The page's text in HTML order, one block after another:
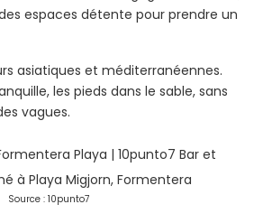
espaces détente pour prendre un
asiatiques et méditerranéennes.
les pieds dans le sable, sans
vagues.
Source : 10punto7